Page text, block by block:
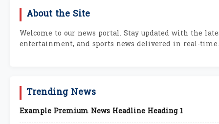
About the Site
Welcome to our news portal. Stay updated with the
entertainment, and sports news delivered in real-time.
Trending News
Example Premium News Headline Heading 1